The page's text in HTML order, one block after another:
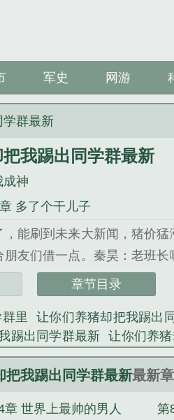
军史 网游
学群最新
我踢出同学群最新
成神
多了个干儿子
，能刷到未来大新闻，猪价
友们借一点。秦昊：老班
二狗子，借500万买点猪崽
淑怡啊，我想回家养猪。淑
踢出同学群最新》是日更
章节目录
里 让你们养猪却把我踢出
踢出同学群最新 让你们养
崛起 战国藤原幕府 综武：
徐归远 水友 清穿新还珠之
把我踢出同学群最新最新
章 世界上最帅的男人 第